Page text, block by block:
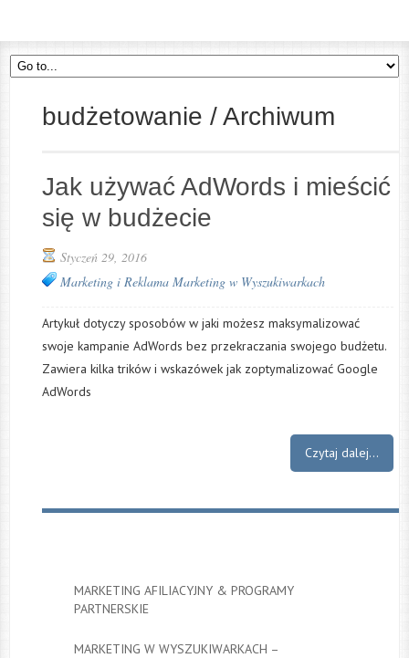
budżetowanie / Archiwum
Jak używać AdWords i mieścić
się w budżecie
Styczeń 29, 2016
Marketing i Reklama Marketing w Wyszukiwarkach
Artykuł dotyczy sposobów w jaki możesz maksymalizować
swoje kampanie AdWords bez przekraczania swojego budżetu.
Zawiera kilka trików i wskazówek jak zoptymalizować Google
AdWords
Czytaj dalej...
MARKETING AFILIACYJNY & PROGRAMY
PARTNERSKIE
MARKETING W WYSZUKIWARKACH –